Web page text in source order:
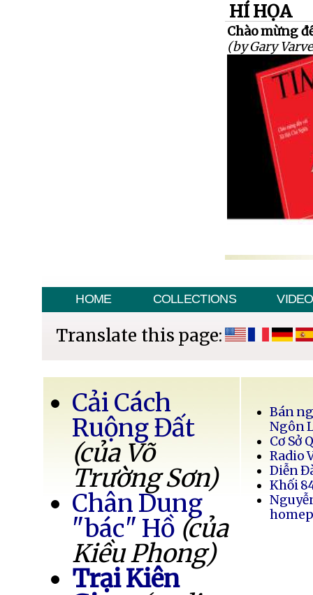
HÍ HỌA
Chào mừng
(by Gary
HOME COLLECTIONS VIDEO
Translate this page:
Cải Cách
Ruộng Đất
(của Võ
Trường Sơn)
Chân Dung
"bác" Hồ (của
Kiều Phong)
Trại Kiên
Bán
Ngôn
Cơ Sở
Radio
Diễn
Khối